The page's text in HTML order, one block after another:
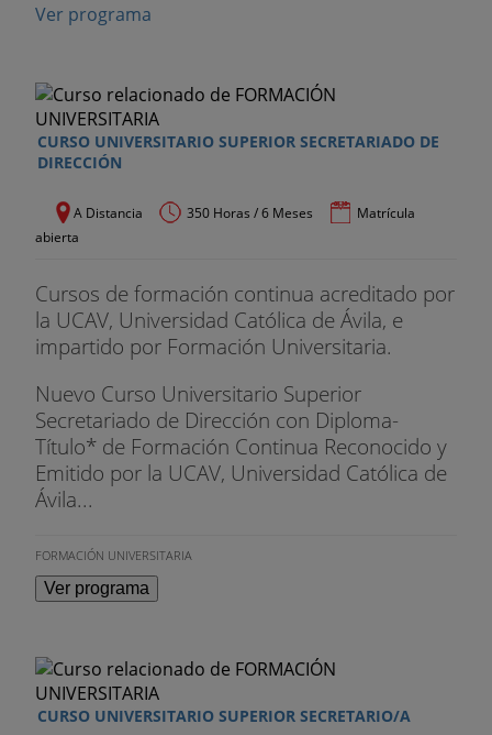
Ver programa
CURSO UNIVERSITARIO SUPERIOR SECRETARIADO DE
DIRECCIÓN
A Distancia 350 Horas / 6 Meses
Matrícula
abierta
Cursos de formación continua acreditado por
la UCAV, Universidad Católica de Ávila, e
impartido por Formación Universitaria.
Nuevo Curso Universitario Superior
Secretariado de Dirección con Diploma-
Título* de Formación Continua Reconocido y
Emitido por la UCAV, Universidad Católica de
Ávila...
FORMACIÓN UNIVERSITARIA
Ver programa
CURSO UNIVERSITARIO SUPERIOR SECRETARIO/A